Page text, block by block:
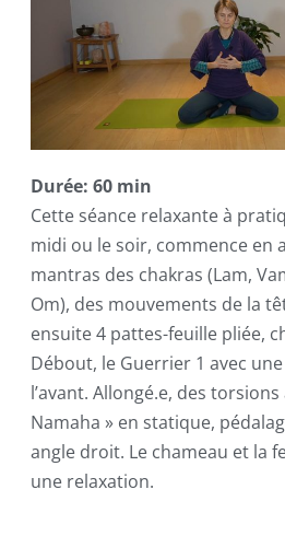
Durée: 60 min
Cette séance relaxante à
midi ou le soir, commence en
mantras des chakras (Lam,
Om), des mouvements de la
ensuite 4 pattes-feuille pliée,
Débout, le Guerrier 1 avec
l’avant. Allongé.e, des
Namaha » en statique,
angle droit. Le chameau et la
une relaxation.